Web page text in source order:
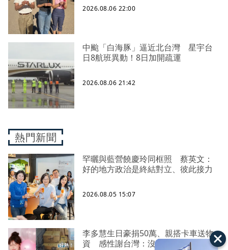
2026.08.06 22:00
中颱「白海豚」逼近北台灣 星宇台
日8航班異動！8日加開疏運
2026.08.06 21:42
熱門新聞
罕曬與藍營饒慶玲同框照 蔡英文：
好的地方政治是終結對立、彼此接力
2026.08.05 15:07
李多慧生日豪捐50萬、親搭卡車送物
資 感性謝台灣：沒有大家就沒我